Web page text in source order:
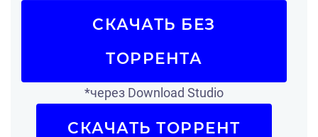
СКАЧАТЬ БЕЗ
ТОРРЕНТА
*через Download Studio
СКАЧАТЬ ТОРРЕНТ